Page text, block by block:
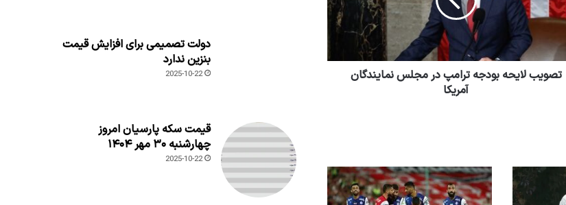
تصویب لایحه بودجه ترامپ در مجلس نمایندگان
آمریکا
دولت تصمیمی برای افزایش قیمت
بنزین ندارد
2025-10-22
قیمت سکه پارسیان امروز
چهارشنبه ۳۰ مهر ۱۴۰۴
2025-10-22